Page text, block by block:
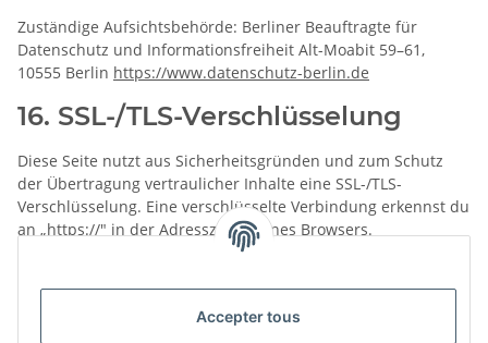
Accepter tous
Zuständige Aufsichtsbehörde: Berliner Beauftragte für
Datenschutz und Informationsfreiheit Alt-Moabit 59–61,
10555 Berlin https://www.datenschutz-berlin.de
16. SSL-/TLS-Verschlüsselung
Diese Seite nutzt aus Sicherheitsgründen und zum Schutz
der Übertragung vertraulicher Inhalte eine SSL-/TLS-
Verschlüsselung. Eine verschlüsselte Verbindung erkennst du
an „https://" in der Adresszeile deines Browsers.
Diese Datenschutzerklärung wurde für den Entwicklungsshop
von techneo.berlin erstellt. Bei Änderungen an